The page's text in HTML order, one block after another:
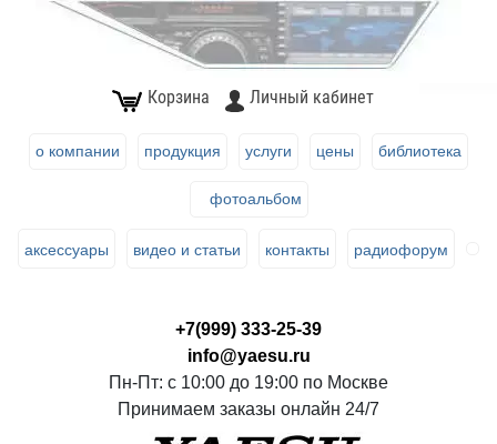
Корзина Личный кабинет
о компании продукция услуги цены библиотека
фотоальбом
аксессуары видео и статьи контакты радиофорум
+7(999) 333-25-39
info@yaesu.ru
Пн-Пт: с 10:00 до 19:00 по Москве
Принимаем заказы онлайн 24/7